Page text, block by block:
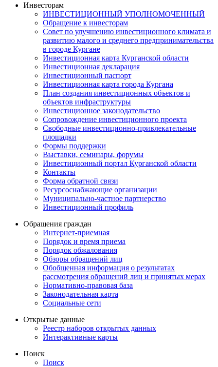
Инвесторам
ИНВЕСТИЦИОННЫЙ УПОЛНОМОЧЕННЫЙ
Обращение к инвесторам
Совет по улучшению инвестиционного климата и
развитию малого и среднего предпринимательства
в городе Кургане
Инвестиционная карта Курганской области
Инвестиционная декларация
Инвестиционный паспорт
Инвестиционная карта города Кургана
План создания инвестиционных объектов и
объектов инфраструктуры
Инвестиционное законодательство
Сопровождение инвестиционного проекта
Свободные инвестиционно-привлекательные
площадки
Формы поддержки
Выставки, семинары, форумы
Инвестиционный портал Курганской области
Контакты
Форма обратной связи
Ресурсоснабжающие организации
Муниципально-частное партнерство
Инвестиционный профиль
Обращения граждан
Интернет-приемная
Порядок и время приема
Порядок обжалования
Обзоры обращений лиц
Обобщенная информация о результатах
рассмотрения обращений лиц и принятых мерах
Нормативно-правовая база
Законодательная карта
Социальные сети
Открытые данные
Реестр наборов открытых данных
Интерактивные карты
Поиск
Поиск